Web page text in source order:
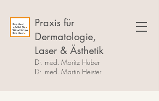
Praxis für
Dermatologie,
Laser & Ästhetik
Dr. med. Moritz Huber
Dr. med. Martin Heister